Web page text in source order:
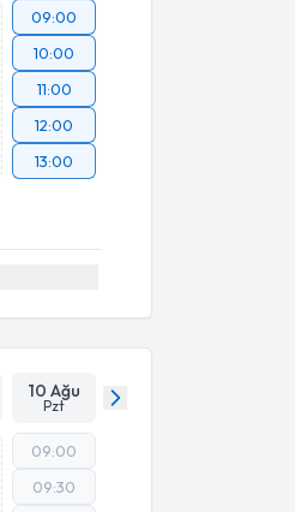
09:00
10:00
11:00
12:00
13:00
10 Ağu
Pzt
09:00
09:30